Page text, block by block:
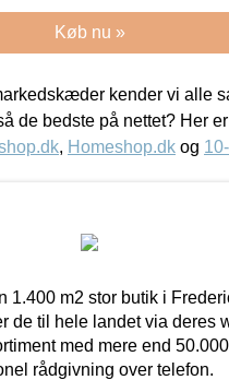
Køb nu »
kender vi alle
de bedste på nettet? Her
, Homeshop.dk og
1.400 m2 stor butik i
de til hele landet via deres
med mere end
rådgivning over telefon.